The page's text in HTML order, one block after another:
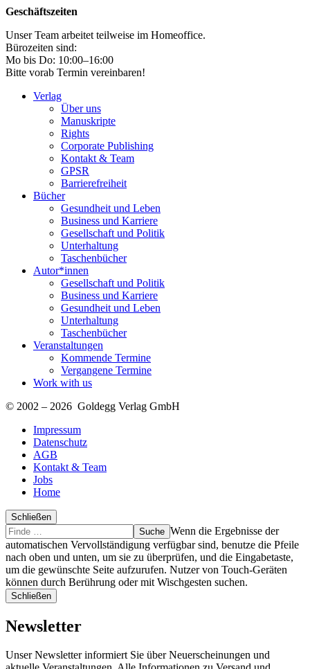
Geschäftszeiten
Unser Team arbeitet teilweise im Homeoffice.
Bürozeiten sind:
Mo bis Do: 10:00–16:00
Bitte vorab Termin vereinbaren!
Verlag
Über uns
Manuskripte
Rights
Corporate Publishing
Kontakt & Team
GPSR
Barrierefreiheit
Bücher
Gesundheit und Leben
Business und Karriere
Gesellschaft und Politik
Unterhaltung
Taschenbücher
Autor*innen
Gesellschaft und Politik
Business und Karriere
Gesundheit und Leben
Unterhaltung
Taschenbücher
Veranstaltungen
Kommende Termine
Vergangene Termine
Work with us
© 2002 – 2026 Goldegg Verlag GmbH
Impressum
Datenschutz
AGB
Kontakt & Team
Jobs
Home
Schließen
Suche
Finde
…
Wenn die Ergebnisse der
automatischen Vervollständigung verfügbar sind, benutze die Pfeile
nach oben und unten, um sie zu überprüfen, und die Eingabetaste,
um die gewünschte Seite aufzurufen. Nutzer von Touch-Geräten
können durch Berührung oder mit Wischgesten suchen.
Schließen
Newsletter
Unser Newsletter informiert Sie über Neuerscheinungen und